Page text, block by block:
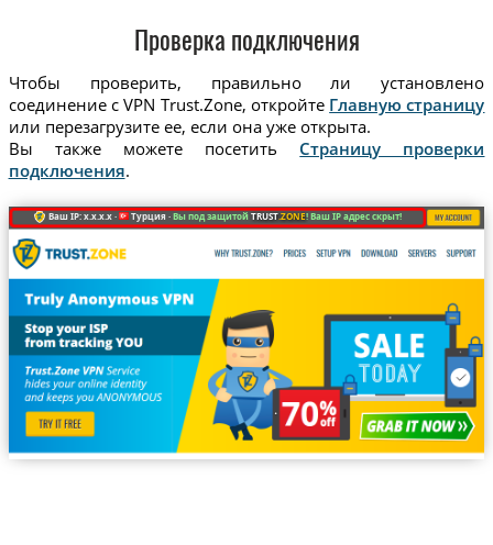
Проверка подключения
Чтобы проверить, правильно ли установлено
соединение с VPN Trust.Zone, откройте Главную страницу
или перезагрузите ее, если она уже открыта.
Вы также можете посетить Страницу проверки
подключения.
Ваш IP: x.x.x.x · Турция ·Вы под защитойTRUST.ZONE! Ваш IP адрес скрыт!